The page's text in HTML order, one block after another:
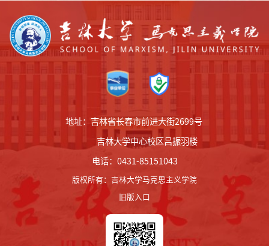
地址：吉林省长春市前进大街2699号
吉林大学中心校区吕振羽楼
电话：0431-85151043
版权所有： 吉林大学马克思主义学院
旧版入口